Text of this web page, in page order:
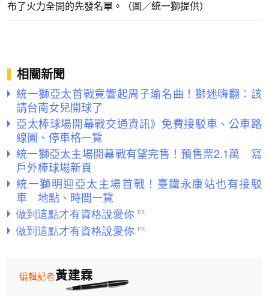
布了火力全開的先發名單。（圖／統一獅提供）
相關新聞
統一獅亞太首戰竟響起周子瑜名曲！獅迷嗨翻：該
請台南女兒開球了
亞太棒球場開幕戰交通資訊》免費接駁車、公車路
線圖、停車格一覽
統一獅亞太主場開幕戰有望完售！預售票2.1萬 寫
戶外棒球場新頁
統一獅明迎亞太主場首戰！臺鐵永康站也有接駁
車 地點、時間一覽
黃建霖
編輯記者